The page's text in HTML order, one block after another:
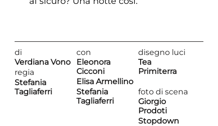
di
Verdiana Vono
regia
Stefania
Tagliaferri
con
Eleonora
Cicconi
Elisa Armellino
Stefania
Tagliaferri
disegno luci
Tea
Primiterra
foto di scena
Giorgio
Prodoti
Stopdown